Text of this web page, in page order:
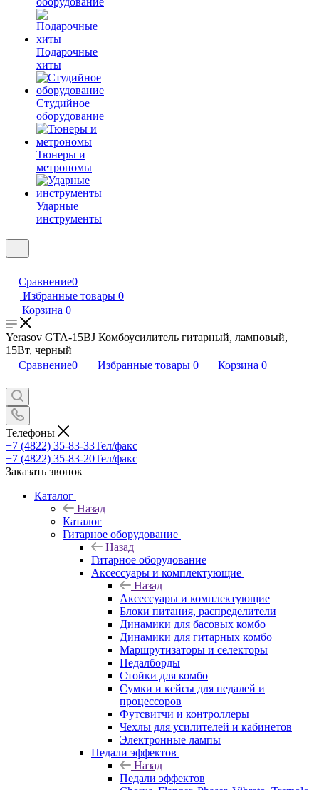
Подарочные
хиты
Студийное
оборудование
Тюнеры и
метрономы
Ударные
инструменты
Сравнение0
Избранные товары 0
Корзина 0
Yerasov GTA-15BJ Комбоусилитель гитарный, ламповый,
15Вт, черный
Сравнение0 Избранные товары 0 Корзина 0
Телефоны
+7 (4822) 35-83-33Тел/факс
+7 (4822) 35-83-20Тел/факс
Заказать звонок
Каталог
Назад
Каталог
Гитарное оборудование
Назад
Гитарное оборудование
Аксессуары и комплектующие
Назад
Аксессуары и комплектующие
Блоки питания, распределители
Динамики для басовых комбо
Динамики для гитарных комбо
Маршрутизаторы и селекторы
Педалборды
Стойки для комбо
Сумки и кейсы для педалей и
процессоров
Футсвитчи и контроллеры
Чехлы для усилителей и кабинетов
Электронные лампы
Педали эффектов
Назад
Педали эффектов